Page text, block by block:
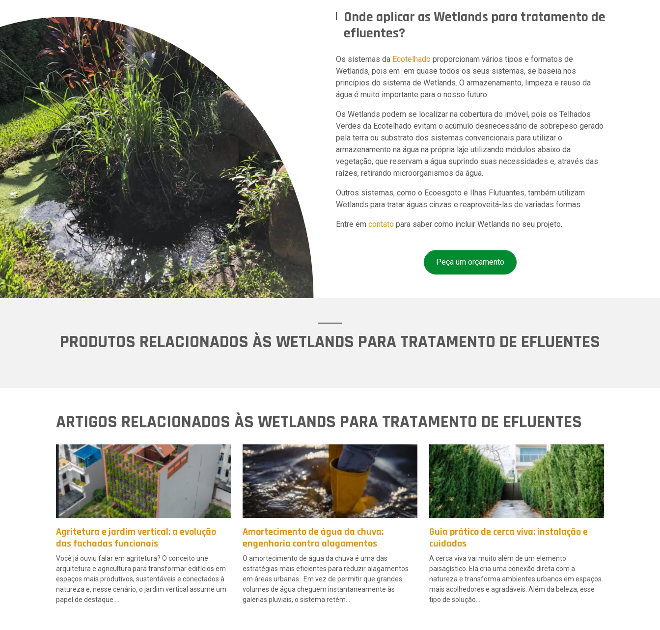
Onde aplicar as Wetlands para tratamento de
efluentes?
Os sistemas da Ecotelhado proporcionam vários tipos e formatos de
Wetlands, pois em em quase todos os seus sistemas, se baseia nos
princípios do sistema de Wetlands. O armazenamento, limpeza e reuso da
água é muito importante para o nosso futuro.
Os Wetlands podem se localizar na cobertura do imóvel, pois os Telhados
Verdes da Ecotelhado evitam o acúmulo desnecessário de sobrepeso gerado
pela terra ou substrato dos sistemas convencionais para utilizar o
armazenamento na água na própria laje utilizando módulos abaixo da
vegetação, que reservam a água suprindo suas necessidades e, através das
raízes, retirando microorganismos da água.
Outros sistemas, como o Ecoesgoto e Ilhas Flutuantes, também utilizam
Wetlands para tratar águas cinzas e reaproveitá-las de variadas formas.
Entre em contato para saber como incluir Wetlands no seu projeto.
Peça um orçamento
PRODUTOS RELACIONADOS ÀS WETLANDS PARA TRATAMENTO DE EFLUENTES
ARTIGOS RELACIONADOS ÀS WETLANDS PARA TRATAMENTO DE EFLUENTES
Agritetura e jardim vertical: a evolução
das fachadas funcionais
Você já ouviu falar em agritetura? O conceito une
arquitetura e agricultura para transformar edifícios em
espaços mais produtivos, sustentáveis e conectados à
natureza e, nesse cenário, o jardim vertical assume um
papel de destaque….
Amortecimento de água da chuva:
engenharia contra alagamentos
O amortecimento de água da chuva é uma das
estratégias mais eficientes para reduzir alagamentos
em áreas urbanas. Em vez de permitir que grandes
volumes de água cheguem instantaneamente às
galerias pluviais, o sistema retém…
Guia prático de cerca viva: instalação e
cuidados
A cerca viva vai muito além de um elemento
paisagístico. Ela cria uma conexão direta com a
natureza e transforma ambientes urbanos em espaços
mais acolhedores e agradáveis. Além da beleza, esse
tipo de solução…